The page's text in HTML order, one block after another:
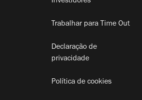
Trabalhar para Time Out
Declaração de
privacidade
Política de cookies